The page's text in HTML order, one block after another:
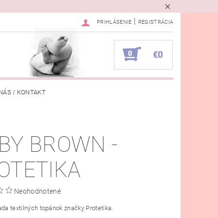
PRIHLÁSENIE REGISTRÁCIA
0 €0
/ KONTAKT
BROWN -
Neohodnotené
textilných topánok značky Protetika.